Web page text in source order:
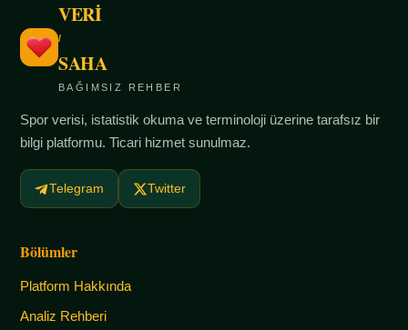
VERİ
/
SAHA
BAĞIMSIZ REHBER
Spor verisi, istatistik okuma ve terminoloji üzerine tarafsız bir
bilgi platformu. Ticari hizmet sunulmaz.
Telegram Twitter
Bölümler
Platform Hakkında
Analiz Rehberi